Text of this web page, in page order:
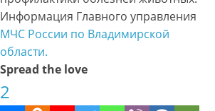
Информация Главного управления
МЧС России по Владимирской
области.
Spread the love
2